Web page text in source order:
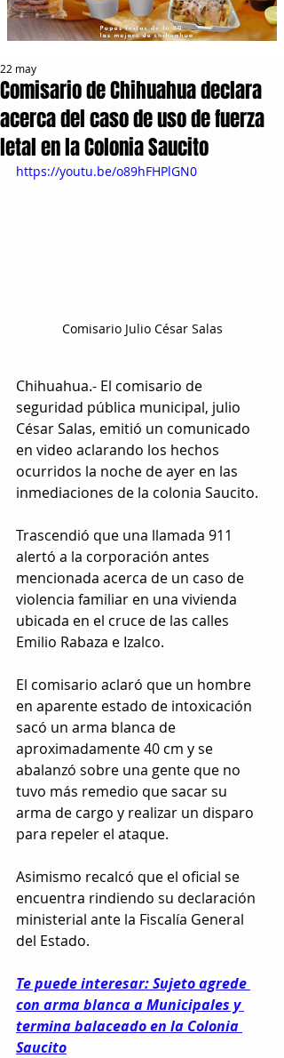
Comisario de Chihuahua declara
acerca del caso de uso de fuerza
letal en la Colonia Saucito
22 may
https://youtu.be/o89hFHPlGN0
Comisario Julio César Salas
Chihuahua.- El comisario de
seguridad pública municipal, julio
César Salas, emitió un comunicado
en video aclarando los hechos
ocurridos la noche de ayer en las
inmediaciones de la colonia Saucito.
Trascendió que una llamada 911
alertó a la corporación antes
mencionada acerca de un caso de
violencia familiar en una vivienda
ubicada en el cruce de las calles
Emilio Rabaza e Izalco.
El comisario aclaró que un hombre
en aparente estado de intoxicación
sacó un arma blanca de
aproximadamente 40 cm y se
abalanzó sobre una gente que no
tuvo más remedio que sacar su
arma de cargo y realizar un disparo
para repeler el ataque.
Asimismo recalcó que el oficial se
encuentra rindiendo su declaración
ministerial ante la Fiscalía General
del Estado.
Te puede interesar: Sujeto agrede
con arma blanca a Municipales y
termina balaceado en la Colonia
Saucito